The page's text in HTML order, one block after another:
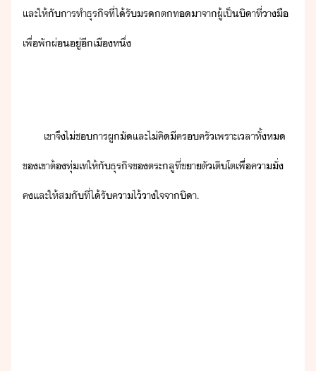
และ​ให้​ั​าร​ทำ​ธุริจ​ที่​ไ้รั​รตท​าจา​ผู้​เป็​ิา​ที่​าื​
เพื่​พัผ่​ู่​ี​เื​หึ่
เขา​จึ​ไ่​ช​ารผู​ั​และ​ไ่​คิ​ีครครั​เพราะ​เลา​ทั้ห​
ข​เขา​ต้​ทุ่เท​ให้​ั​ธุริจ​ข​ตระลู​ที่​ขาตั​เติโต​เพืี​่​คา​ั่​
ค​และ​ให้​ส​ั​ที่​ไ้รั​คาไ้าใจ​จา​ิา​.